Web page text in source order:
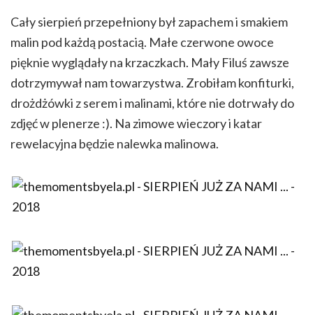
Cały sierpień przepełniony był zapachem i smakiem
malin pod każdą postacią. Małe czerwone owoce
pięknie wyglądały na krzaczkach. Mały Filuś zawsze
dotrzymywał nam towarzystwa. Zrobiłam konfiturki,
drożdżówki z serem i malinami, które nie dotrwały do
zdjęć w plenerze :). Na zimowe wieczory i katar
rewelacyjna będzie nalewka malinowa.